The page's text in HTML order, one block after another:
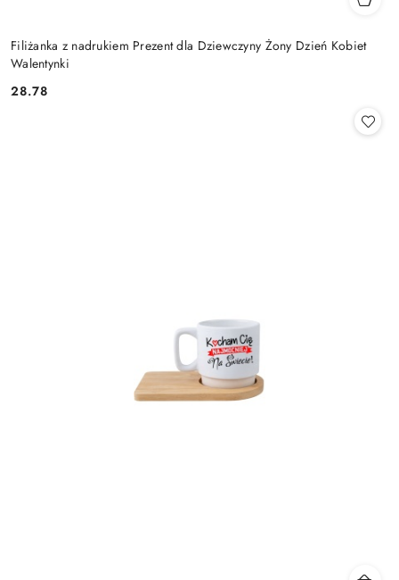
Filiżanka z nadrukiem Prezent dla Dziewczyny Żony Dzień Kobiet
Walentynki
Cena:
28.78